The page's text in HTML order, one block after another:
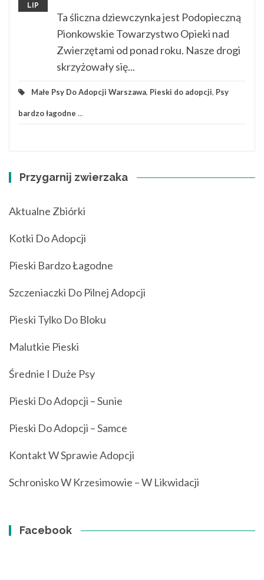
LIP
Ta śliczna dziewczynka jest Podopieczną
Pionkowskie Towarzystwo Opieki nad
Zwierzętami od ponad roku. Nasze drogi
skrzyżowały się...
Małe Psy Do Adopcji Warszawa, Pieski do adopcji, Psy
bardzo łagodne ...
Przygarnij zwierzaka
Aktualne Zbiórki
Kotki Do Adopcji
Pieski Bardzo Łagodne
Szczeniaczki Do Pilnej Adopcji
Pieski Tylko Do Bloku
Malutkie Pieski
Średnie I Duże Psy
Pieski Do Adopcji – Sunie
Pieski Do Adopcji – Samce
Kontakt W Sprawie Adopcji
Schronisko W Krzesimowie – W Likwidacji
Facebook